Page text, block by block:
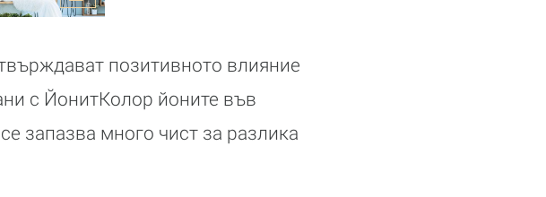
позитивното влияние
с ЙонитКолор йоните във
запазва много чист за разлика